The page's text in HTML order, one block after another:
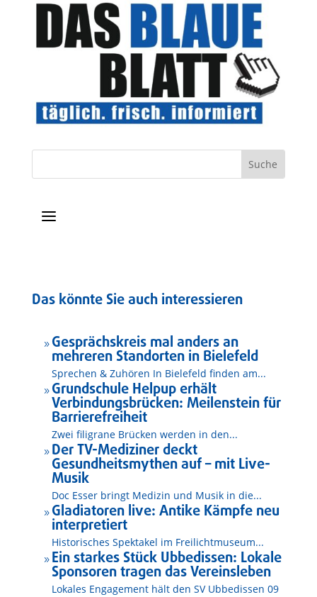
a
Das könnte Sie auch interessieren
9 Gesprächskreis mal anders an
mehreren Standorten in Bielefeld
Sprechen & Zuhören In Bielefeld finden am...
9 Grundschule Helpup erhält
Verbindungsbrücken: Meilenstein für
Barrierefreiheit
Zwei filigrane Brücken werden in den...
9 Der TV-Mediziner deckt
Gesundheitsmythen auf – mit Live-
Musik
Doc Esser bringt Medizin und Musik in die...
9 Gladiatoren live: Antike Kämpfe neu
interpretiert
Historisches Spektakel im Freilichtmuseum...
9 Ein starkes Stück Ubbedissen: Lokale
Sponsoren tragen das Vereinsleben
Lokales Engagement hält den SV Ubbedissen 09